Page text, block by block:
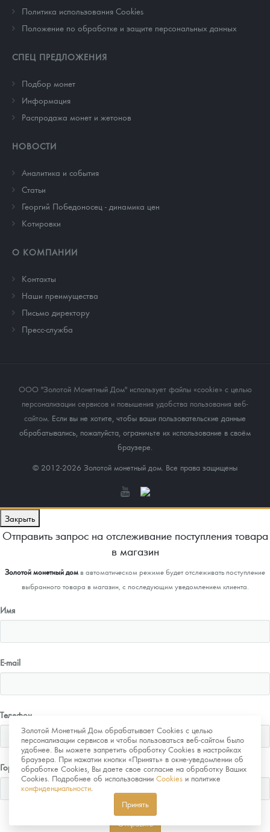
Политика использования Cookies
Положение по обработке и защите персональных данных
СПЕЦ ПРЕДЛОЖЕНИЯ
Подбор монет
Информация
Распродажа монет и жетонов
НОВОСТИ
Аналитика и события
Cтатьи
Георгий Победоносец - динамика цен
Котировки
О КОМПАНИИ
Контакты
Наши преимущества
Письмо директору
Пресс-служба
ООО "Золотой Монетный Дом" использует файлы «cookie» с целью
персонализации сервисов и повышения удобства пользования веб-
сайтом . Если вы не хотите, чтобы ваши пользовательские данные
обрабатывались, пожалуйста, ограничьте их использование в своём
браузере.
© 2012-2026 Золотой монетный дом. Все права защищены
Золотой Монетный Дом обрабатывает Cookies с целью
персонализации сервисов и чтобы пользоваться веб-сайтом было
удобнее. Вы можете запретить обработку Cookies в настройках
браузера. При нажатии кнопки «Принять» в окне-уведомлении об
обработке Cookies, Вы даете свое согласие на обработку Ваших
Cookies. Подробнее об использовании Cookies и политике
конфиденциальности
Принять
Закрыть
Отправить запрос на отслеживание поступления товара
в магазин
Золотой монетный домв автоматическом режиме будет отслеживать поступление
выбранного товара в магазин, с последующим уведомлением клиента.
Имя
E-mail
Телефон
Город
Отправить